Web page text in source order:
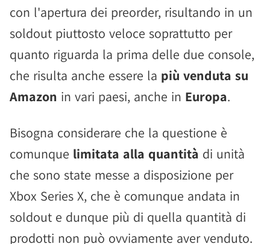
con l'apertura dei preorder, risultando in un
soldout piuttosto veloce soprattutto per
quanto riguarda la prima delle due console,
che risulta anche essere la più venduta su
Amazon in vari paesi, anche in Europa.
Bisogna considerare che la questione è
comunque limitata alla quantità di unità
che sono state messe a disposizione per
Xbox Series X, che è comunque andata in
soldout e dunque più di quella quantità di
prodotti non può ovviamente aver venduto.